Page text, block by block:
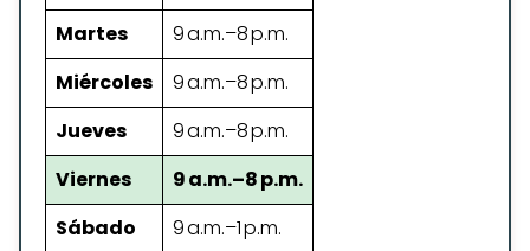
Martes
9 a.m.–8 p.m.
Miércoles
9 a.m.–8 p.m.
Jueves
9 a.m.–8 p.m.
Viernes
9 a.m.–8 p.m.
Sábado
9 a.m.–1 p.m.